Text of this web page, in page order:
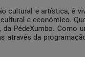
cultural e artística, é
e económico.
PédeXumbo. Como
da